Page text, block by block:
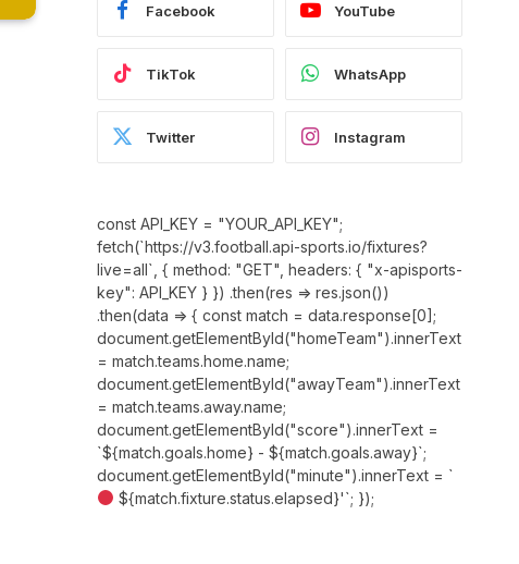
Facebook YouTube
TikTok WhatsApp
Twitter Instagram
const API_KEY = "YOUR_API_KEY";
fetch(`https://v3.football.api-sports.io/fixtures?
live=all`, { method: "GET", headers: { "x-apisports-
key": API_KEY } }) .then(res => res.json())
.then(data => { const match = data.response[0];
document.getElementById("homeTeam").innerText
= match.teams.home.name;
document.getElementById("awayTeam").innerText
= match.teams.away.name;
document.getElementById("score").innerText =
`${match.goals.home} - ${match.goals.away}`;
document.getElementById("minute").innerText = `
${match.fixture.status.elapsed}'`; });